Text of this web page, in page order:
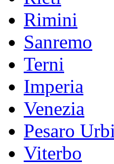
Rimini
Sanremo
Terni
Imperia
Venezia
Pesaro
Viterbo